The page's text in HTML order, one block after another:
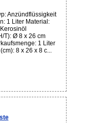
Anzündflüssigkeit
1 Liter Material:
T): Ø 8 x 26 cm
1 Liter
8 x 26 x 8 c...